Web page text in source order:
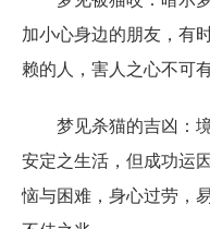
加小心身边的朋友，有
赖的人，害人之心不可
梦见杀猫的吉凶：境
安定之生活，但成功运
恼与困难，身心过劳，